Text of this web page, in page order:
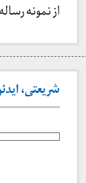
از نمونه
شریعتی،